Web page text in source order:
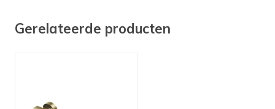
Gerelateerde producten